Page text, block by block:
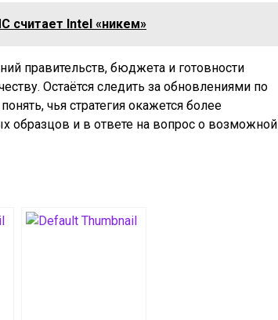
считает Intel «никем»
правительств, бюджета и готовности
Остаётся следить за обновлениями по
чья стратегия окажется более
образцов и в ответе на вопрос о возможной